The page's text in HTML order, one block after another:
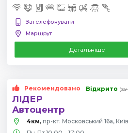
Зателефонувати
Маршрут
Детальніше
Рекомендовано
ЛІДЕР
Автоцентр
Відкрито
4км, пр-кт. Московський 16а, Київ